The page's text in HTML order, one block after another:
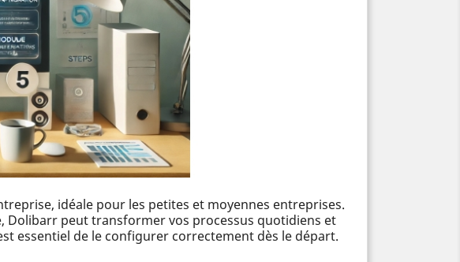
idéale pour les petites et moyennes entreprises.
Dolibarr peut transformer vos processus quotidiens et
essentiel de le configurer correctement dès le départ.